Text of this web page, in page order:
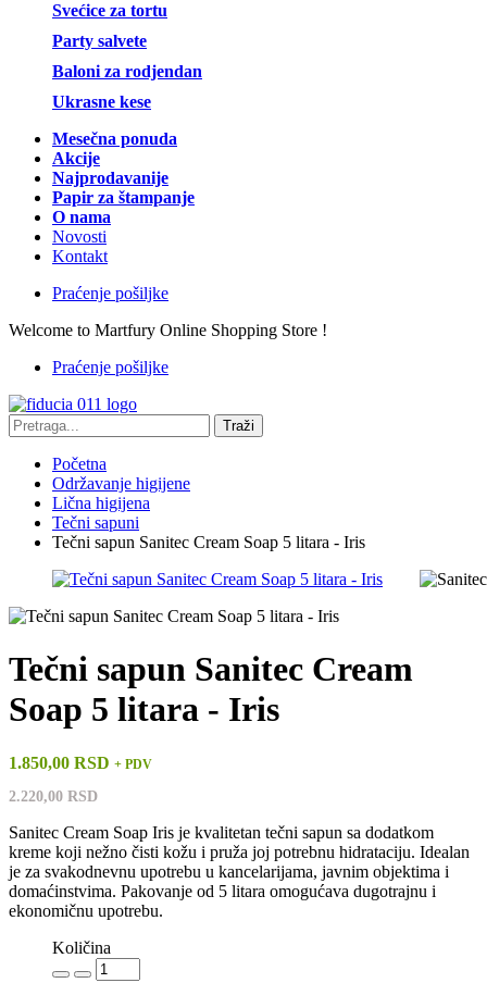
Svećice za tortu
Party salvete
Baloni za rodjendan
Ukrasne kese
Mesečna ponuda
Akcije
Najprodavanije
Papir za štampanje
O nama
Novosti
Kontakt
Praćenje pošiljke
Welcome to Martfury Online Shopping Store !
Praćenje pošiljke
Traži
Početna
Održavanje higijene
Lična higijena
Tečni sapuni
Tečni sapun Sanitec Cream Soap 5 litara - Iris
Tečni sapun Sanitec Cream
Soap 5 litara - Iris
1.850,00 RSD + PDV
2.220,00 RSD
Sanitec Cream Soap Iris je kvalitetan tečni sapun sa dodatkom
kreme koji nežno čisti kožu i pruža joj potrebnu hidrataciju. Idealan
je za svakodnevnu upotrebu u kancelarijama, javnim objektima i
domaćinstvima. Pakovanje od 5 litara omogućava dugotrajnu i
ekonomičnu upotrebu.
Količina